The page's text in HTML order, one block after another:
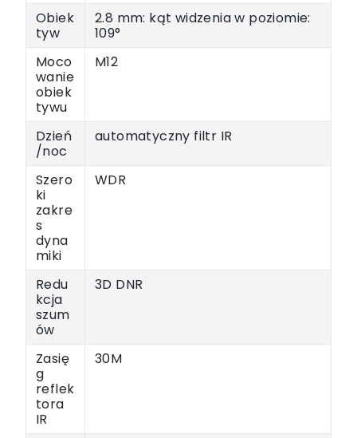
Obiek
tyw
2.8 mm: kąt widzenia w poziomie:
109°
Moco
wanie
obiek
tywu
M12
Dzień
/noc
automatyczny filtr IR
Szero
ki
zakre
s
dyna
miki
WDR
Redu
kcja
szum
ów
3D DNR
Zasię
g
reflek
tora
IR
30M